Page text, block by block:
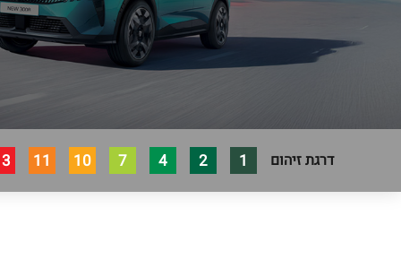
דרגת זיהום 1
2
4
7
10
11